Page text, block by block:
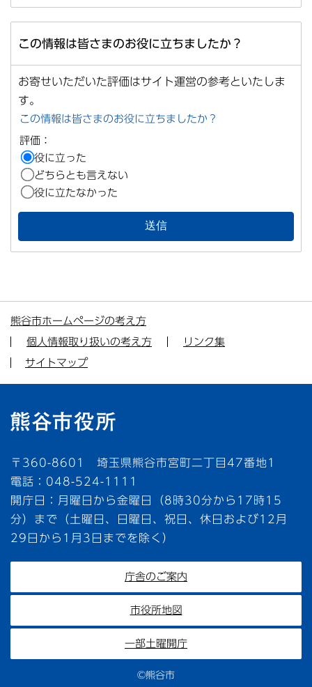
この情報は皆さまのお役に立ちましたか？
お寄せいただいた評価はサイト運営の参考といたしま
す。
この情報は皆さまのお役に立ちましたか？
評価：
役に立った
どちらとも言えない
役に立たなかった
熊谷市ホームページの考え方
個人情報取り扱いの考え方
リンク集
サイトマップ
〒360-8601 埼玉県熊谷市宮町二丁目47番地1
電話：048-524-1111
開庁日：月曜日から金曜日（8時30分から17時15
分）まで（土曜日、日曜日、祝日、休日および12月
29日から1月3日までを除く）
庁舎のご案内
市役所地図
一部土曜開庁
©熊谷市